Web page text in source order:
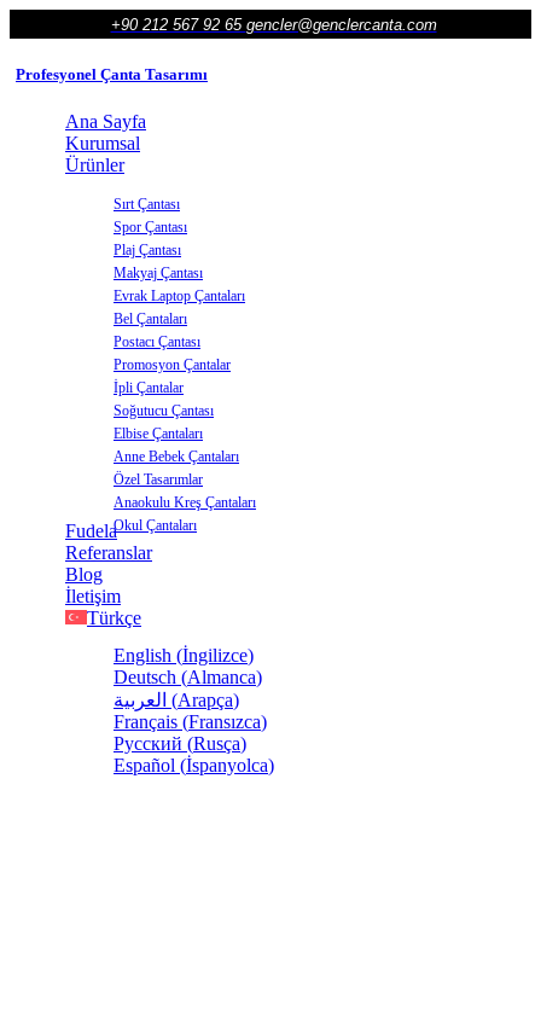
+90 212 567 92 65 gencler@genclercanta.com
Profesyonel Çanta Tasarımı
Ana Sayfa
Kurumsal
Ürünler
Sırt Çantası
Spor Çantası
Plaj Çantası
Makyaj Çantası
Evrak Laptop Çantaları
Bel Çantaları
Postacı Çantası
Promosyon Çantalar
İpli Çantalar
Soğutucu Çantası
Elbise Çantaları
Anne Bebek Çantaları
Özel Tasarımlar
Anaokulu Kreş Çantaları
Okul Çantaları
Fudela
Referanslar
Blog
İletişim
Türkçe
English (İngilizce)
Deutsch (Almanca)
العربية (Arapça)
Français (Fransızca)
Русский (Rusça)
Español (İspanyolca)